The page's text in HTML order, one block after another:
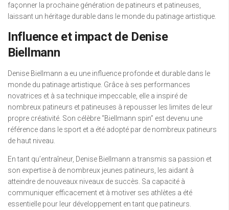
façonner la prochaine génération de patineurs et patineuses,
laissant un héritage durable dans le monde du patinage artistique.
Influence et impact de Denise
Biellmann
Denise Biellmann a eu une influence profonde et durable dans le
monde du patinage artistique. Grâce à ses performances
novatrices et à sa technique impeccable, elle a inspiré de
nombreux patineurs et patineuses à repousser les limites de leur
propre créativité. Son célèbre “Biellmann spin” est devenu une
référence dans le sport et a été adopté par de nombreux patineurs
de haut niveau.
En tant qu’entraîneur, Denise Biellmann a transmis sa passion et
son expertise à de nombreux jeunes patineurs, les aidant à
atteindre de nouveaux niveaux de succès. Sa capacité à
communiquer efficacement et à motiver ses athlètes a été
essentielle pour leur développement en tant que patineurs.